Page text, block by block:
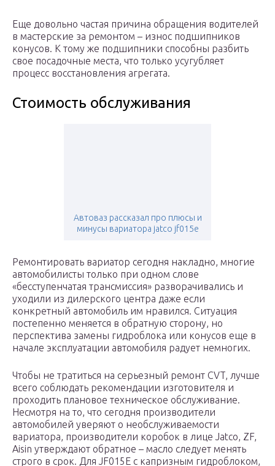
Еще довольно частая причина обращения водителей
в мастерские за ремонтом – износ подшипников
конусов. К тому же подшипники способны разбить
свое посадочные места, что только усугубляет
процесс восстановления агрегата.
Стоимость обслуживания
Автоваз рассказал про плюсы и
минусы вариатора jatco jf015e
Ремонтировать вариатор сегодня накладно, многие
автомобилисты только при одном слове
«бесступенчатая трансмиссия» разворачивались и
уходили из дилерского центра даже если
конкретный автомобиль им нравился. Ситуация
постепенно меняется в обратную сторону, но
перспектива замены гидроблока или конусов еще в
начале эксплуатации автомобиля радует немногих.
Чтобы не тратиться на серьезный ремонт CVT, лучше
всего соблюдать рекомендации изготовителя и
проходить плановое техническое обслуживание.
Несмотря на то, что сегодня производители
автомобилей уверяют о необслуживаемости
вариатора, производители коробок в лице Jatco, ZF,
Aisin утверждают обратное – масло следует менять
строго в срок. Для JF015E с капризным гидроблоком,